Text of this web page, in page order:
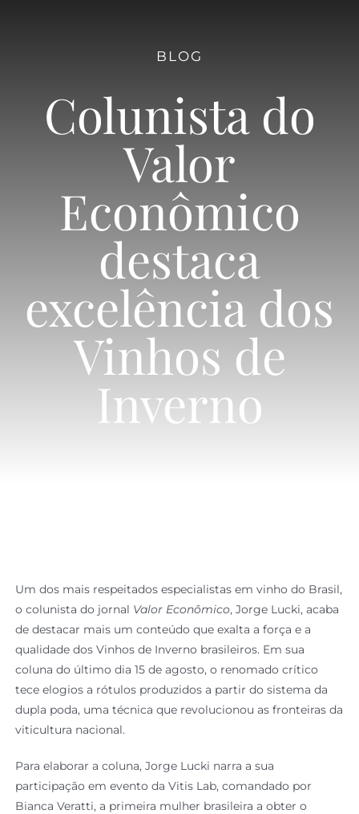
Marca Coletiva
Vinícolas
Notícias & Eventos
Contato
Simulador
BLOG
Colunista do
Valor
Econômico
destaca
excelência dos
Vinhos de
Inverno
Um dos mais respeitados especialistas em vinho do Brasil,
o colunista do jornal Valor Econômico, Jorge Lucki, acaba
de destacar mais um conteúdo que exalta a força e a
qualidade dos Vinhos de Inverno brasileiros. Em sua
coluna do último dia 15 de agosto, o renomado crítico
tece elogios a rótulos produzidos a partir do sistema da
dupla poda, uma técnica que revolucionou as fronteiras da
viticultura nacional.
Para elaborar a coluna, Jorge Lucki narra a sua
participação em evento da Vitis Lab, comandado por
Bianca Veratti, a primeira mulher brasileira a obter o